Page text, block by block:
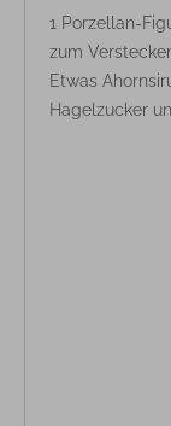
1 Porzellan-
zum
Etwas
Hagelzucker